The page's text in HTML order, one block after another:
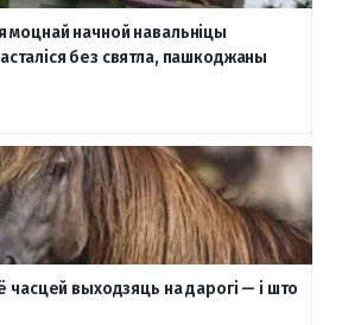
моцнай начной навальніцы
без святла, пашкоджаны
часцей выходзяць на дарогі — і што